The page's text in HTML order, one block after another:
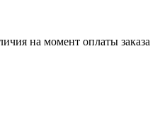
на момент оплаты заказа